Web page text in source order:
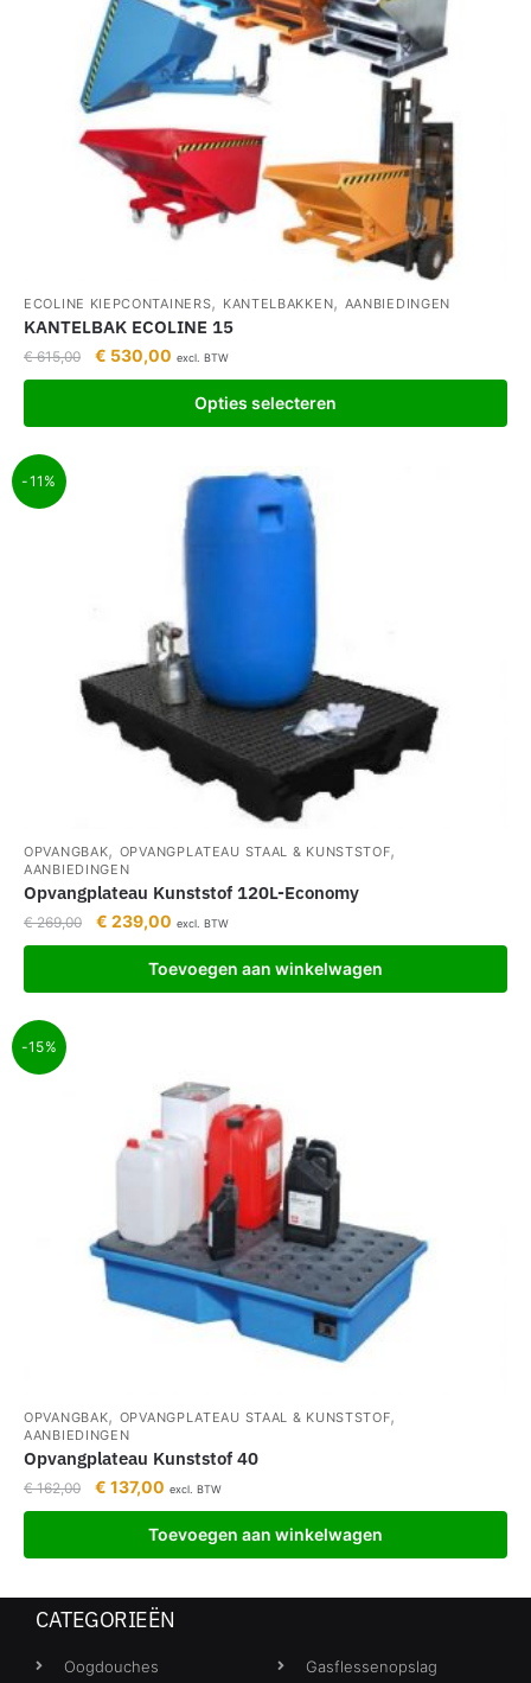
ECOLINE KIEPCONTAINERS, KANTELBAKKEN, AANBIEDINGEN
KANTELBAK ECOLINE 15
€615,00 € 530,00 excl. BTW
Opties selecteren
-11%
OPVANGBAK, OPVANGPLATEAU STAAL & KUNSTSTOF,
AANBIEDINGEN
Opvangplateau Kunststof 120L-Economy
€269,00 € 239,00 excl. BTW
Toevoegen aan winkelwagen
-15%
OPVANGBAK, OPVANGPLATEAU STAAL & KUNSTSTOF,
AANBIEDINGEN
Opvangplateau Kunststof 40
€162,00 € 137,00 excl. BTW
Toevoegen aan winkelwagen
CATEGORIEËN
Oogdouches
Gasflessenopslag